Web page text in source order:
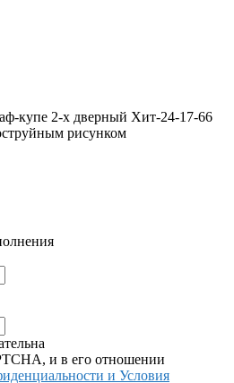
купе 2-х дверный Хит-24-17-66
рисунком
и в его отношении
и Условия